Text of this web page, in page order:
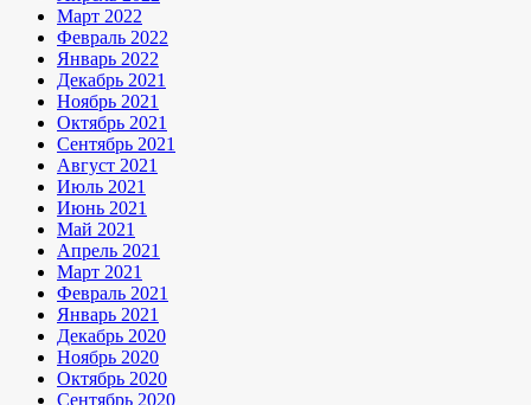
Март 2022
Февраль 2022
Январь 2022
Декабрь 2021
Ноябрь 2021
Октябрь 2021
Сентябрь 2021
Август 2021
Июль 2021
Июнь 2021
Май 2021
Апрель 2021
Март 2021
Февраль 2021
Январь 2021
Декабрь 2020
Ноябрь 2020
Октябрь 2020
Сентябрь 2020